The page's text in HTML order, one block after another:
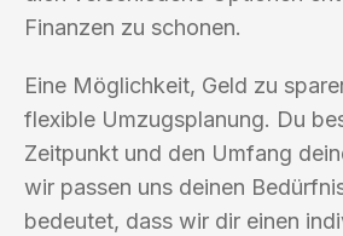
Finanzen zu schonen.
Eine Möglichkeit, Geld zu
flexible Umzugsplanung. Du
Zeitpunkt und den Umfang
wir passen uns deinen
bedeutet, dass wir dir einen